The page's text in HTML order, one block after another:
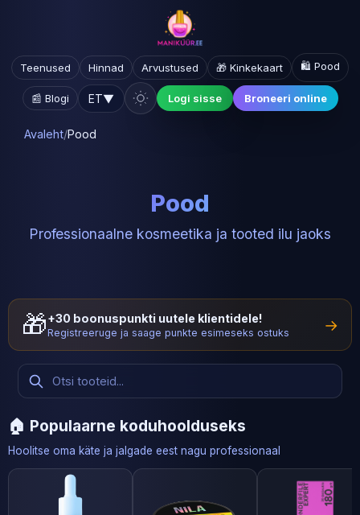
Teenused Hinnad Arvustused 🎁 Kinkekaart 🛍️ Pood
📰 Blogi ET▼ Logi sisse Broneeri online
Avaleht/Pood
Pood
Professionaalne kosmeetika ja tooted ilu jaoks
🎁+30 boonuspunkti uutele klientidele!
Registreeruge ja saage punkte esimeseks ostuks →
🏠 Populaarne koduhoolduseks
Hoolitse oma käte ja jalgade eest nagu professionaal